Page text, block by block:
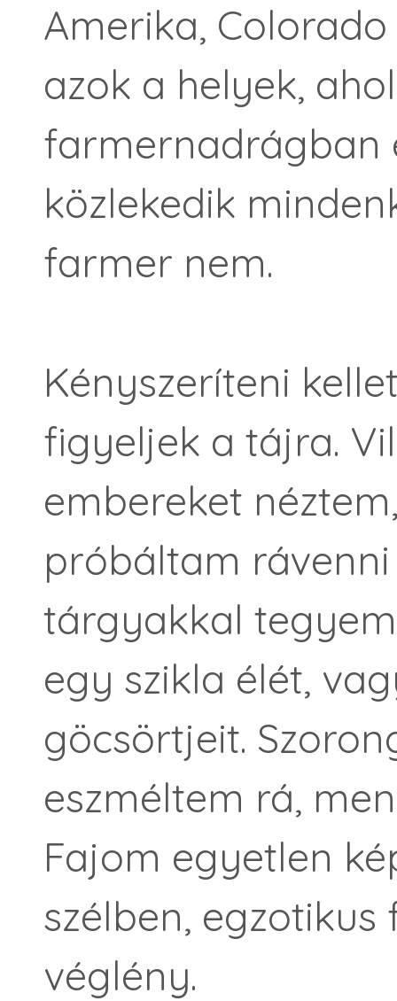
Amerika,
azok a helyek,
farmernadrágban
közlekedik
farmer nem.
Kényszeríteni
figyeljek a tájra.
embereket
próbáltam
tárgyakkal
egy szikla élét,
göcsörtjeit.
eszméltem rá,
Fajom egyetlen
szélben,
véglény.